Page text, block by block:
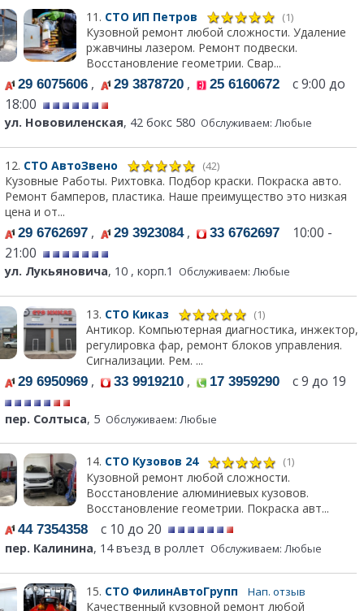
11. СТО ИП Петров (1)
Кузовной ремонт любой сложности. Удаление
ржавчины лазером. Ремонт подвески.
Восстановление геометрии. Свар...
29 6075606 , 29 3878720 , 25 6160672 с 9:00 до
18:00
ул. Нововиленская, 42 бокс 580 Обслуживаем: Любые
12. СТО АвтоЗвено (42)
Кузовные Работы. Рихтовка. Подбор краски. Покраска авто.
Ремонт бамперов, пластика. Наше преимущество это низкая
цена и от...
29 6762697 , 29 3923084, 33 6762697 10:00 -
21:00
ул. Лукьяновича, 10 , корп.1 Обслуживаем: Любые
13. СТО Киказ (1)
Антикор. Компьютерная диагностика, инжектор,
регулировка фар, ремонт блоков управления.
Сигнализации. Рем. ...
29 6950969 , 33 9919210 , 17 3959290 с 9 до 19
пер. Солтыса, 5 Обслуживаем: Любые
14. СТО Кузовов 24 (1)
Кузовной ремонт любой сложности.
Восстановление алюминиевых кузовов.
Восстановление геометрии. Покраска авт...
44 7354358 с 10 до 20
пер. Калинина, 14 въезд в роллет Обслуживаем: Любые
15. СТО ФилинАвтоГрупп Нап. отзыв
Качественный кузовной ремонт любой